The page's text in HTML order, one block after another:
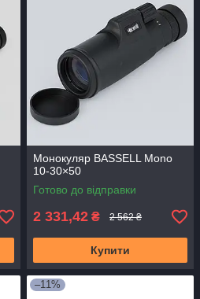
Монокуляр BASSELL Mono
10-30×50
Готово до відправки
2 331,42 ₴ 2 562 ₴
Купити
–11%